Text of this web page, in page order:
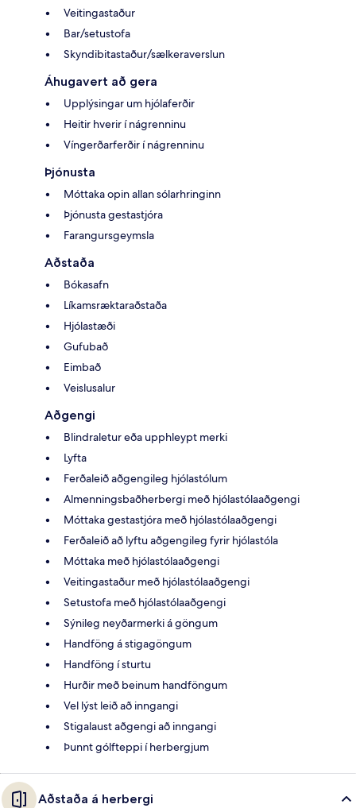
Veitingastaður
Bar/setustofa
Skyndibitastaður/sælkeraverslun
Áhugavert að gera
Upplýsingar um hjólaferðir
Heitir hverir í nágrenninu
Víngerðarferðir í nágrenninu
Þjónusta
Móttaka opin allan sólarhringinn
Þjónusta gestastjóra
Farangursgeymsla
Aðstaða
Bókasafn
Líkamsræktaraðstaða
Hjólastæði
Gufubað
Eimbað
Veislusalur
Aðgengi
Blindraletur eða upphleypt merki
Lyfta
Ferðaleið aðgengileg hjólastólum
Almenningsbaðherbergi með hjólastólaaðgengi
Móttaka gestastjóra með hjólastólaaðgengi
Ferðaleið að lyftu aðgengileg fyrir hjólastóla
Móttaka með hjólastólaaðgengi
Veitingastaður með hjólastólaaðgengi
Setustofa með hjólastólaaðgengi
Sýnileg neyðarmerki á göngum
Handföng á stigagöngum
Handföng í sturtu
Hurðir með beinum handföngum
Vel lýst leið að inngangi
Stigalaust aðgengi að inngangi
Þunnt gólfteppi í herbergjum
Aðstaða á herbergi